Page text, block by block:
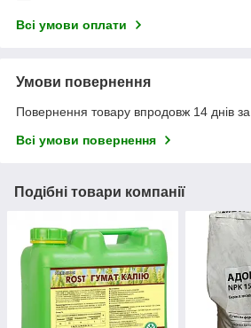
Всі умови оплати
Умови повернення
Повернення товару впродовж 14 днів
Всі умови повернення
Подібні товари компанії